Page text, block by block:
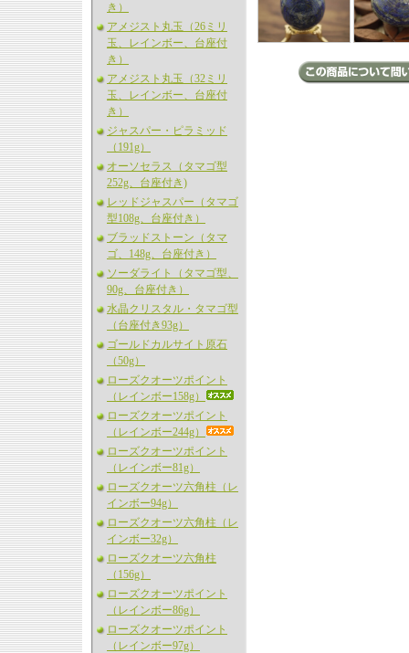
き）
アメジスト丸玉（26ミリ
玉、レインボー、台座付
き）
アメジスト丸玉（32ミリ
玉、レインボー、台座付
き）
ジャスパー・ピラミッド
（191g）
オーソセラス（タマゴ型
252g、台座付き)
レッドジャスパー（タマゴ
型108g、台座付き）
ブラッドストーン（タマ
ゴ、148g、台座付き）
ソーダライト（タマゴ型、
90g、台座付き）
水晶クリスタル・タマゴ型
（台座付き93g）
ゴールドカルサイト原石
（50g）
ローズクオーツポイント
（レインボー158g）
ローズクオーツポイント
（レインボー244g）
ローズクオーツポイント
（レインボー81g）
ローズクオーツ六角柱（レ
インボー94g）
ローズクオーツ六角柱（レ
インボー32g）
ローズクオーツ六角柱
（156g）
ローズクオーツポイント
（レインボー86g）
ローズクオーツポイント
（レインボー97g）